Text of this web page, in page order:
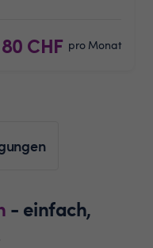
80 CHF pro Monat
- einfach,